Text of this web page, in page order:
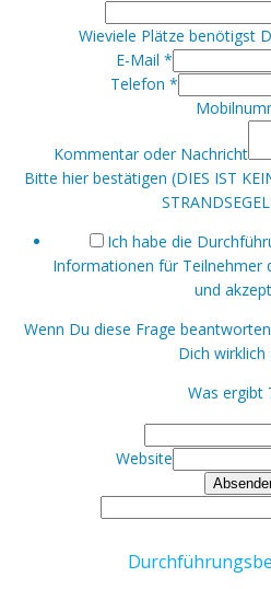
Wieviele Plätze benötigst
E-Mail *
Telefon *
Kommentar oder Nachricht
Bitte hier bestätigen (DIES IST
Ich habe die
Informationen für Teilnehmer
und
Wenn Du diese Frage
Dich wirklich
Was ergibt
Website